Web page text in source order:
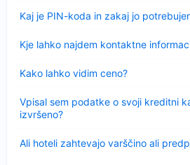
Kaj je PIN-koda in zakaj jo
Kje lahko najdem kontaktne
Kako lahko vidim ceno?
Vpisal sem podatke o svoji kreditni
izvršeno?
Ali hoteli zahtevajo varščino ali